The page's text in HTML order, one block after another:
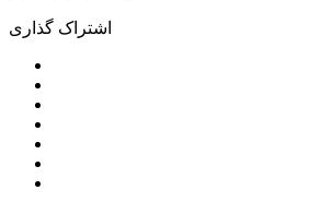
اشتراک گذاری